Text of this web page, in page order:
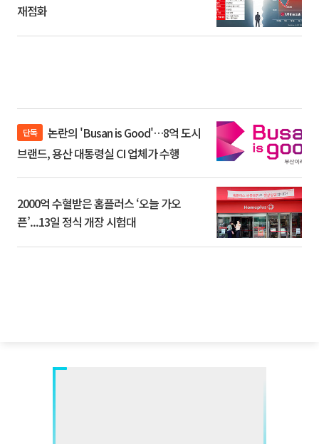
재점화
단독
브랜드, 용산 대통령실 CI 업체가 수행
2000억 수혈받은 홈플러스 ‘오늘 가오
픈’...13일 정식 개장 시험대